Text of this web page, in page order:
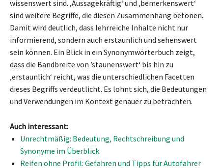
wissenswert sind. ‚Aussagekräftig‘ und ‚bemerkenswert‘
sind weitere Begriffe, die diesen Zusammenhang betonen.
Damit wird deutlich, dass lehrreiche Inhalte nicht nur
informierend, sondern auch erstaunlich und sehenswert
sein können. Ein Blick in ein Synonymwörterbuch zeigt,
dass die Bandbreite von ’staunenswert‘ bis hin zu
‚erstaunlich‘ reicht, was die unterschiedlichen Facetten
dieses Begriffs verdeutlicht. Es lohnt sich, die Bedeutungen
und Verwendungen im Kontext genauer zu betrachten.
Auch interessant:
Unrechtmäßig: Bedeutung, Rechtschreibung und
Synonyme im Überblick
Reifen ohne Profil: Gefahren und Tipps für Autofahrer